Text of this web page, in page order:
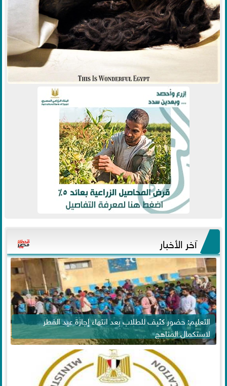
آخر الأخبار
التعليم: حضور كثيف للطلاب بعد انتهاء إجازة عيد الفطر
لاستكمال المناهج